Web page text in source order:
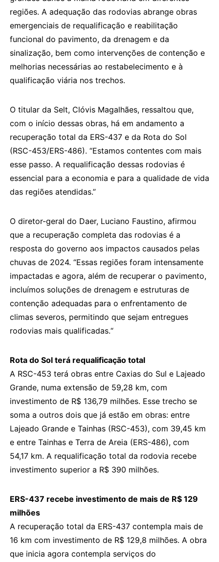
regiões. A adequação das rodovias abrange obras
emergenciais de requalificação e reabilitação
funcional do pavimento, da drenagem e da
sinalização, bem como intervenções de contenção e
melhorias necessárias ao restabelecimento e à
qualificação viária nos trechos.
O titular da Selt, Clóvis Magalhães, ressaltou que,
com o início dessas obras, há em andamento a
recuperação total da ERS-437 e da Rota do Sol
(RSC-453/ERS-486). “Estamos contentes com mais
esse passo. A requalificação dessas rodovias é
essencial para a economia e para a qualidade de vida
das regiões atendidas.”
O diretor-geral do Daer, Luciano Faustino, afirmou
que a recuperação completa das rodovias é a
resposta do governo aos impactos causados pelas
chuvas de 2024. “Essas regiões foram intensamente
impactadas e agora, além de recuperar o pavimento,
incluímos soluções de drenagem e estruturas de
contenção adequadas para o enfrentamento de
climas severos, permitindo que sejam entregues
rodovias mais qualificadas.“
Rota do Sol terá requalificação total
A RSC-453 terá obras entre Caxias do Sul e Lajeado
Grande, numa extensão de 59,28 km, com
investimento de R$ 136,79 milhões. Esse trecho se
soma a outros dois que já estão em obras: entre
Lajeado Grande e Tainhas (RSC-453), com 39,45 km
e entre Tainhas e Terra de Areia (ERS-486), com
54,17 km. A requalificação total da rodovia recebe
investimento superior a R$ 390 milhões.
ERS-437 recebe investimento de mais de R$ 129
milhões
A recuperação total da ERS-437 contempla mais de
16 km com investimento de R$ 129,8 milhões. A obra
que inicia agora contempla serviços do